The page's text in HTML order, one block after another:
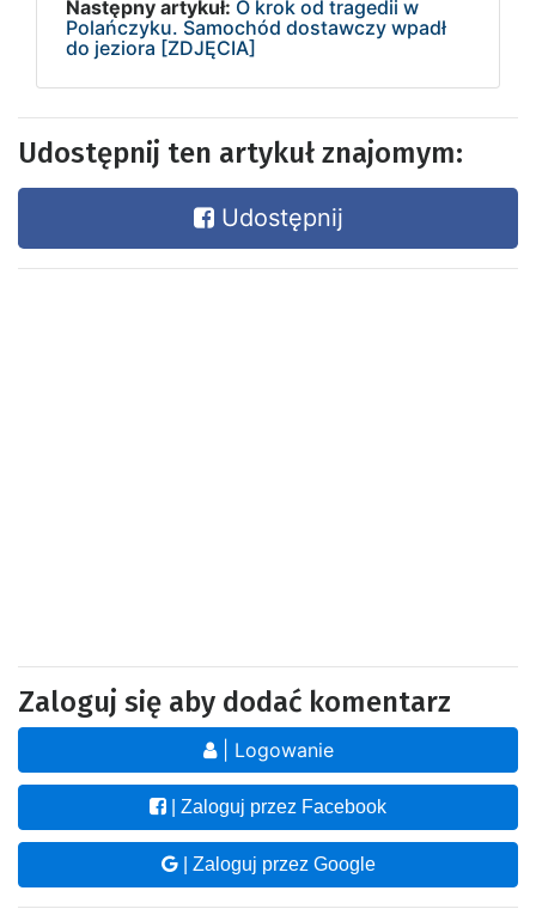
Następny artykuł: O krok od tragedii w
Polańczyku. Samochód dostawczy wpadł
do jeziora [ZDJĘCIA]
Udostępnij ten artykuł znajomym:
Udostępnij
Zaloguj się aby dodać komentarz
| Logowanie
| Zaloguj przez Facebook
| Zaloguj przez Google